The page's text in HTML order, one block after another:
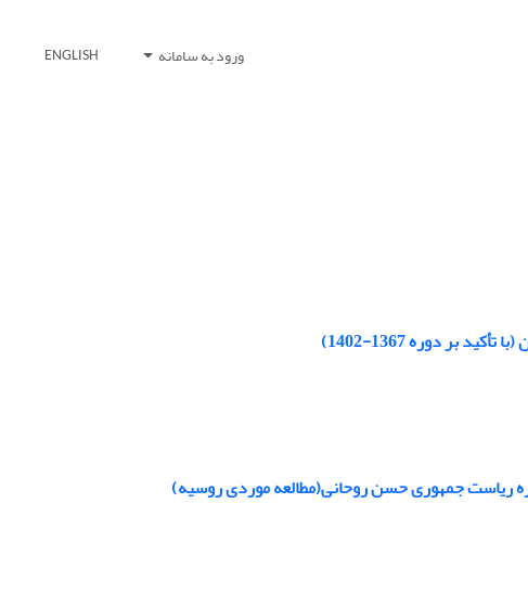
ورود به سامانه ENGLISH
دوره 1367-1402)
ریاست جمهوری حسن روحانی(مطالعه موردی روسیه)